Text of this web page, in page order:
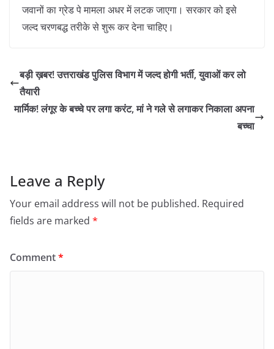
जवानों का ग्रेड पे मामला अधर में लटक जाएगा। सरकार को इसे
जल्द चरणबद्ध तरीके से शुरू कर देना चाहिए।
बड़ी ख़बर! उत्तराखंड पुलिस विभाग में जल्द होगी भर्ती, युवाओं कर लो
तैयारी
मार्मिक! लंगूर के बच्चे पर लगा करंट, मां ने गले से लगाकर निकाला अपना
बच्चा
Leave a Reply
Your email address will not be published. Required
fields are marked *
Comment*